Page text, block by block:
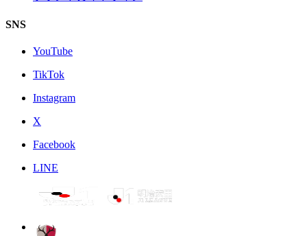
SNS
YouTube
TikTok
Instagram
X
Facebook
LINE